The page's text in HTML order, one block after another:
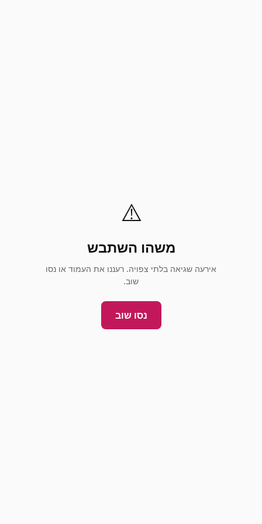
⚠️
משהו השתבש
אירעה שגיאה בלתי צפויה. רעננו את העמוד או נסו
שוב.
נסו שוב